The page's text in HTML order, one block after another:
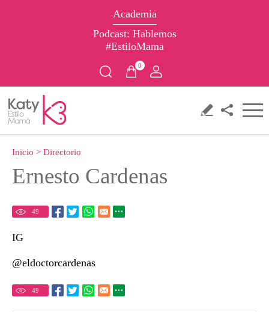
0
Academia
Podcast: Hablemos
#EstiloMama
Inicio > Directorio
Ernesto Cardenas
49
IG
@eldoctorcardenas
49